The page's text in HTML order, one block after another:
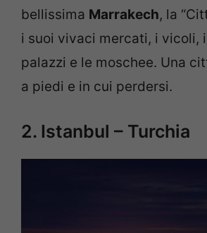
bellissima Marrakech, la
i suoi vivaci mercati, i vicoli,
palazzi e le moschee. Una
a piedi e in cui perdersi.
2. Istanbul – Turchia